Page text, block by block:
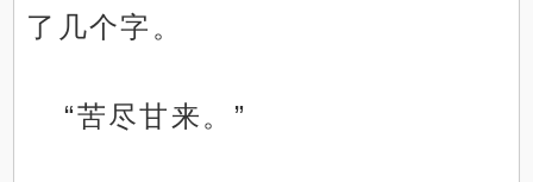
了几个字。
“苦尽甘来。”